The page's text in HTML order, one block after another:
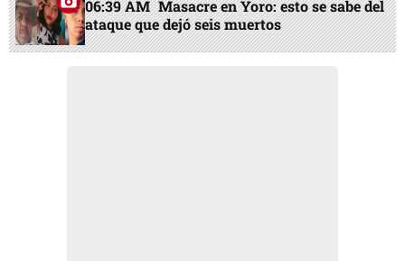
06:39 AM Masacre en Yoro: esto se sabe del
ataque que dejó seis muertos